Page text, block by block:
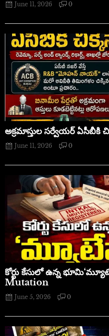
June 11, 2026 0
అక్రమాస్తుల సర్వేయర్ ఏసీబీకి
June 11, 2026 0
​కోర్టు కేసులో ఉన్న
Mutation
June 5, 2026 0